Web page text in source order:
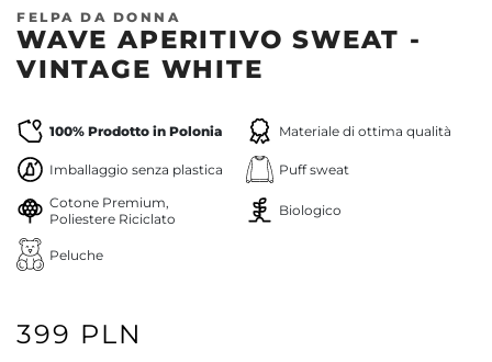
FELPA DA DONNA
WAVE APERITIVO SWEAT -
VINTAGE WHITE
100% Prodotto in Polonia Materiale di ottima qualità
Imballaggio senza plastica Puff sweat
Cotone Premium,
Poliestere Riciclato
Biologico
Peluche
399 PLN